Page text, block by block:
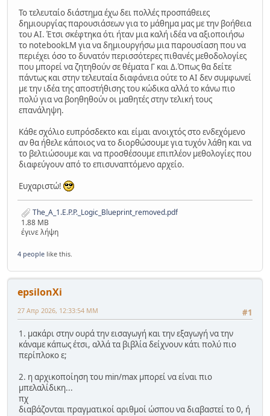
Το τελευταίο διάστημα έχω δει πολλές προσπάθειες
δημιουργίας παρουσιάσεων για το μάθημα μας με την βοήθεια
του ΑΙ. Έτσι σκέφτηκα ότι ήταν μια καλή ιδέα να αξιοποιήσω
το notebookLM για να δημιουργήσω μια παρουσίαση που να
περιέχει όσο το δυνατόν περισσότερες πιθανές μεθοδολογίες
που μπορεί να ζητηθούν σε θέματα Γ και Δ.Όπως θα δείτε
πάντως και στην τελευταία διαφάνεια ούτε το ΑΙ δεν συμφωνεί
με την ιδέα της αποστήθισης του κώδικα αλλά το κάνω πιο
πολύ για να βοηθηθούν οι μαθητές στην τελική τους
επανάληψη.
Κάθε σχόλιο ευπρόσδεκτο και είμαι ανοιχτός στο ενδεχόμενο
αν θα ήθελε κάποιος να το διορθώσουμε για τυχόν λάθη και να
το βελτιώσουμε και να προσθέσουμε επιπλέον μεθολογίες που
διαφεύγουν από το επισυναπτόμενο αρχείο.
Ευχαριστώ!
The_A_1.E.P.P._Logic_Blueprint_removed.pdf
1.88 MB
έγινε λήψη
4 people like this.
epsilonXi
#1
27 Απρ 2026, 12:33:54 ΜΜ
1. μακάρι στην ουρά την εισαγωγή και την εξαγωγή να την
κάναμε κάπως έτσι, αλλά τα βιβλία δείχνουν κάτι πολύ πιο
περίπλοκο ε;
2. η αρχικοποίηση του min/max μπορεί να είναι πιο
μπελαλίδικη...
πχ
διαβάζονται πραγματικοί αριθμοί ώσπου να διαβαστεί το 0, ή